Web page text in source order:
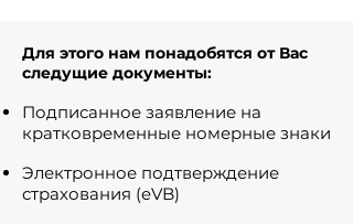
Для этого нам понадобятся от Вас
следущие документы:
Подписанное заявление на
кратковременные номерные знаки
Электронное подтверждение
страхования (eVB)